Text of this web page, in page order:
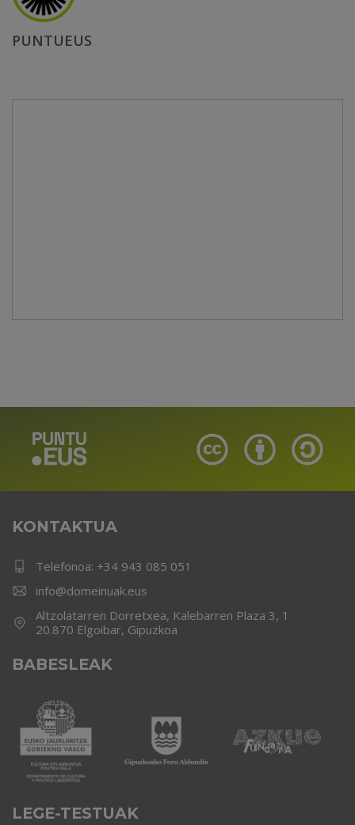
PUNTUEUS
KONTAKTUA
Telefonoa: +34 943 085 051
info@domeinuak.eus
Altzolatarren Dorretxea, Kalebarren Plaza 3, 1
20.870 Elgoibar, Gipuzkoa
BABESLEAK
LEGE-TESTUAK